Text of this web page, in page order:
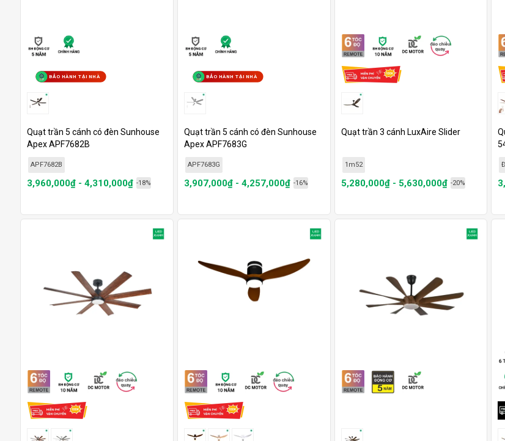
BẢO HÀNH TẠI NHÀ
Quạt trần 5 cánh có đèn Sunhouse
Apex APF7682B
APF7682B
3,960,000₫ - 4,310,000₫ -18%
BẢO HÀNH TẠI NHÀ
Quạt trần 5 cánh có đèn Sunhouse
Apex APF7683G
APF7683G
3,907,000₫ - 4,257,000₫ -16%
Quạt trần 3 cánh LuxAire Slider
1m52
5,280,000₫ - 5,630,000₫ -20%